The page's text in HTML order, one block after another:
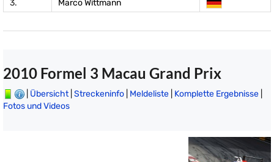
3.
Marco Wittmann
2010 Formel 3 Macau Grand Prix
Übersicht| Streckeninfo Meldeliste Komplette Ergebnisse
Fotos und Videos